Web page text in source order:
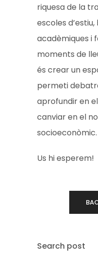
riquesa de la
escoles
acadèmiques i
moments de
és crear un
permeti
aprofundir en
canviar en el
socioeconòmic.
Us hi esperem!
Search post